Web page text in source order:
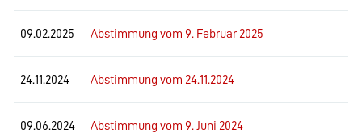
09.02.2025 Abstimmung vom 9. Februar 2025
24.11.2024 Abstimmung vom 24.11.2024
09.06.2024 Abstimmung vom 9. Juni 2024